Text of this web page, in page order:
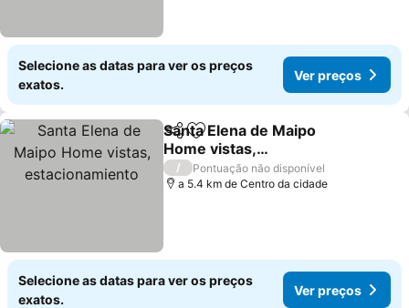
Selecione as datas para ver os preços
exatos.
Ver preços
PartilharAdicionar aos favoritos
Santa Elena de Maipo
Home vistas,
estacionamiento
Ver preços
/
Pontuação não disponível
a 5.4 km de Centro da cidade
Selecione as datas para ver os preços
exatos.
Ver preços